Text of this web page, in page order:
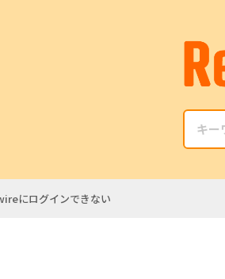
にログインできない